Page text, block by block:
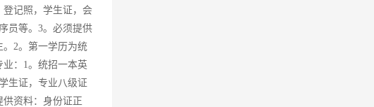
登记照，学生证，会
员等。3。必须提供
2。第一学历为统
：1。统招一本英
生证，专业八级证
资料：身份证正